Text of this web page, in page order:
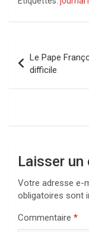
de
l’article
Le Pape
difficile
Laisser
Votre adresse e-
obligatoires sont
Commentaire *